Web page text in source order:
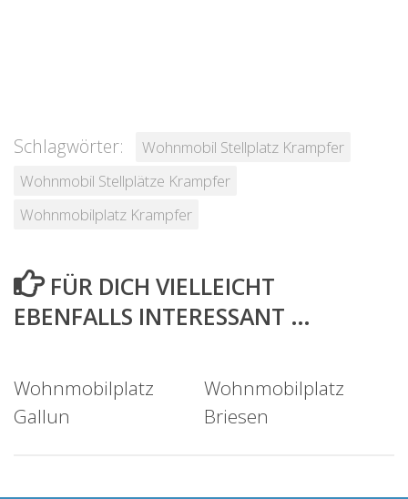
Schlagwörter:
Wohnmobil Stellplatz Krampfer
Wohnmobil Stellplätze Krampfer
Wohnmobilplatz Krampfer
FÜR DICH VIELLEICHT
EBENFALLS INTERESSANT …
Wohnmobilplatz
Gallun
Wohnmobilplatz
Briesen